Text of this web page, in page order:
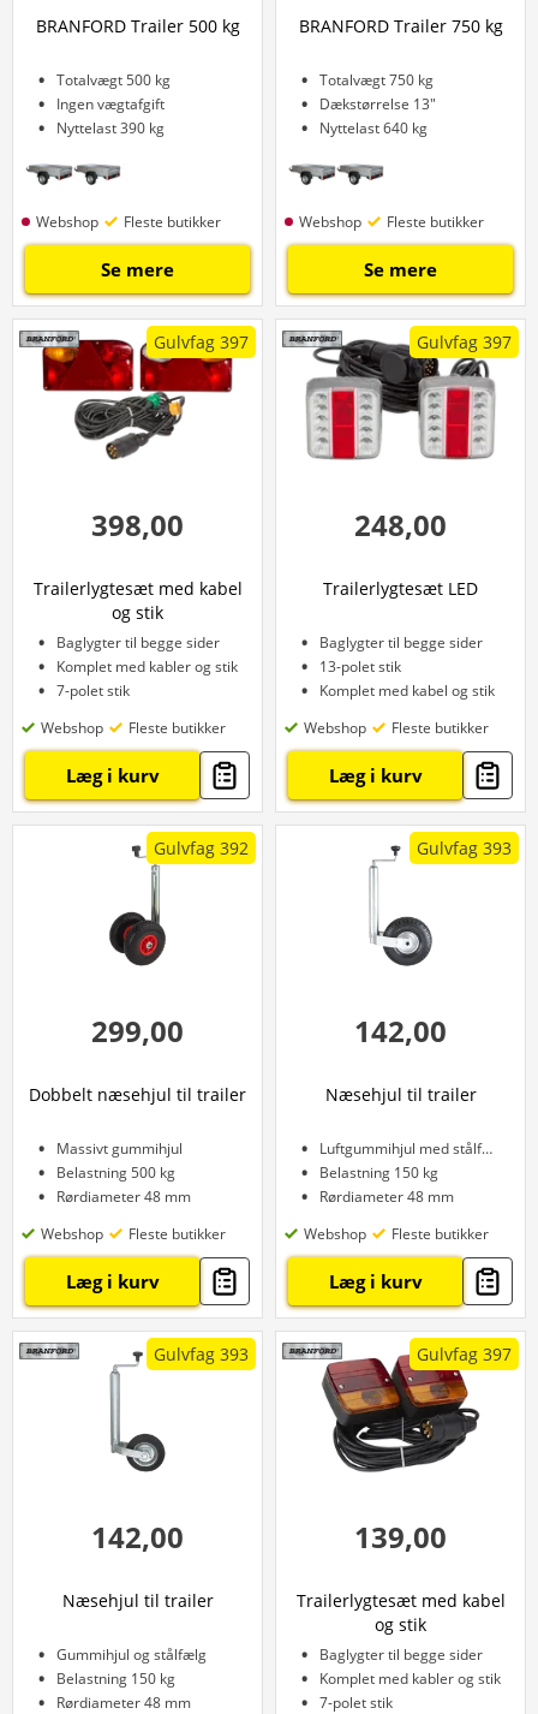
BRANFORD Trailer 500 kg
Totalvægt 500 kg
Ingen vægtafgift
Nyttelast 390 kg
Webshop Fleste butikker
Se mere
BRANFORD Trailer 750 kg
Totalvægt 750 kg
Dækstørrelse 13"
Nyttelast 640 kg
Webshop Fleste butikker
Se mere
Gulvfag 397
398,00
Trailerlygtesæt med kabel
og stik
Baglygter til begge sider
Komplet med kabler og stik
7-polet stik
Webshop
Fleste butikker
Læg i kurv
Gulvfag 397
248,00
Trailerlygtesæt LED
Baglygter til begge sider
13-polet stik
Komplet med kabel og stik
Webshop
Fleste butikker
Læg i kurv
Gulvfag 392
299,00
Dobbelt næsehjul til trailer
Massivt gummihjul
Belastning 500 kg
Rørdiameter 48 mm
Webshop
Fleste butikker
Læg i kurv
Gulvfag 393
142,00
Næsehjul til trailer
Luftgummihjul med stålfælg
Belastning 150 kg
Rørdiameter 48 mm
Webshop
Fleste butikker
Læg i kurv
Gulvfag 393
142,00
Næsehjul til trailer
Gummihjul og stålfælg
Belastning 150 kg
Rørdiameter 48 mm
Gulvfag 397
139,00
Trailerlygtesæt med kabel
og stik
Baglygter til begge sider
Komplet med kabler og stik
7-polet stik